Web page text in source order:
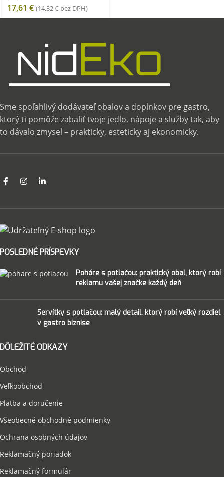
17,61 € (14,32€ bez DPH)
Sme spoľahlivý dodávateľ obalov a doplnkov pre gastro,
ktorý ti pomôže zabaliť tvoje jedlo, nápoje a služby tak, aby
to dávalo zmysel – prakticky, esteticky aj ekonomicky.
POSLEDNÉ PRÍSPEVKY
Poháre s potlačou: praktický obal, ktorý robí
reklamu vašej značke každý deň
Servítky s potlačou: malý detail, ktorý robí veľký rozdiel
v gastro biznise
DÔLEŽITÉ ODKAZY
Obchod
Veľkoobchod
Platba a doručenie
Všeobecné obchodné podmienky
Ochrana osobných údajov
Reklamačný poriadok
Reklamačný formulár